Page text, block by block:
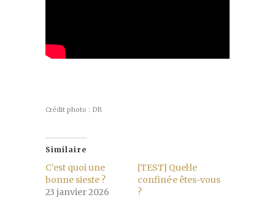
Crédit photo : DR
Similaire
C’est quoi une
bonne sieste ?
23 janvier 2026
[TEST] Quel·le
confiné·e êtes-vous
?